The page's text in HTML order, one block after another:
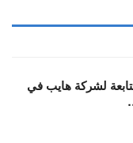
لشركة هايب في